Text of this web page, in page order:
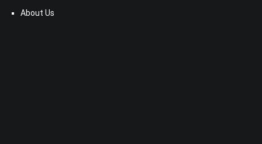
About Us